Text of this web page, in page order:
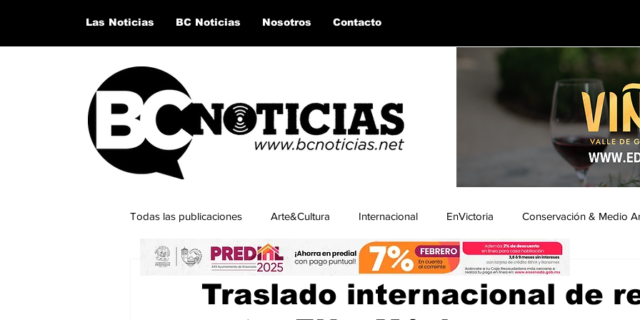
Las Noticias BC Noticias Nosotros Contacto
Todas las publicaciones Arte&Cultura Internacional EnVictoria Conservación & Medio
Lo último del momento San Quintín, BC Bahía de los Ángeles, BC Columnas Invitadas
Traslado internacional de
17 nov 20231 min de lectura